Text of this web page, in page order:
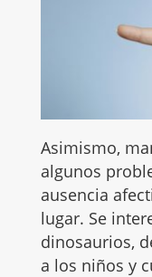
Asimismo,
algunos
ausencia
lugar. Se
dinosaurios,
a los niños y